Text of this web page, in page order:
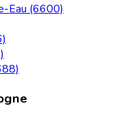
Eau (6600)